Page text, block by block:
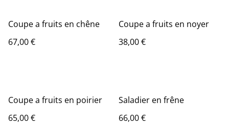
Coupe a fruits en chêne
67,00 €
Coupe a fruits en noyer
38,00 €
Coupe a fruits en poirier
65,00 €
Saladier en frêne
66,00 €